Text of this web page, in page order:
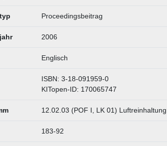
Proceedingsbeitrag
2006
Englisch
ISBN: 3-18-091959-0
KITopen-ID: 170065747
12.02.03 (POF I, LK 01)
183-92